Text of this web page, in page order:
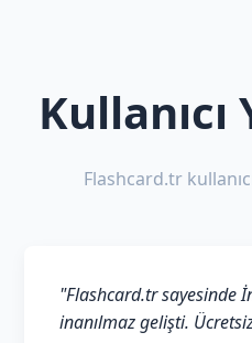
Kullanıcı
Flashcard.tr
"Flashcard.tr sayesinde
inanılmaz gelişti.